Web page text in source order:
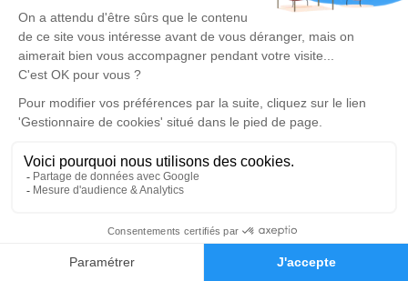
Faire-part Hommages
Un service de plantation d’arbre hommage estdisponible
jeudi 30 mars 2023 à 14h30
Eglise Saint-Martin de Noyans de Noyant-
Villages
49490 Noyant-Villages